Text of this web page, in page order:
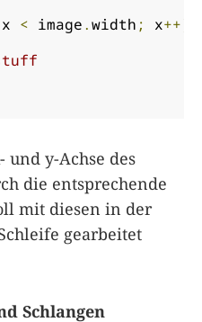
x < image.width ; x++)
y-Achse des
die entsprechende
mit diesen in der
gearbeitet
Schlangen